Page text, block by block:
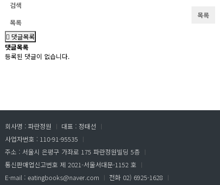
목록
검색
목록
댓글목록
댓글목록
등록된 댓글이 없습니다.
회사명 : 파란정원 ㅣ 대표 : 정태선 ㅣ
사업자번호 : 110-91-95535 ㅣ
주소 : 서울시 은평구 가좌로 175 파란정원빌딩 5층 ㅣ
통신판매업신고번호 제 2021-서울서대문-1152 호 ㅣ
E-mail : eatingbooks@naver.com ㅣ 전화 02) 6925-1628 ㅣ